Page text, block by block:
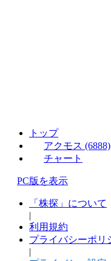
トップ
アクモス (6888)
チャート
PC版を表示
「株探」について
|
利用規約
プライバシーポリ
|